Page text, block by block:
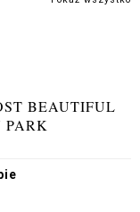
BEAUTIFUL
PARK